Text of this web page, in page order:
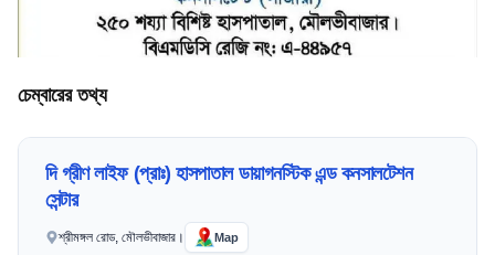
চেম্বারের তথ্য
দি গ্রীণ লাইফ (প্রাঃ) হাসপাতাল ডায়াগনস্টিক এন্ড কনসালটেশন
সেন্টার
শ্রীমঙ্গল রোড, মৌলভীবাজার। Map